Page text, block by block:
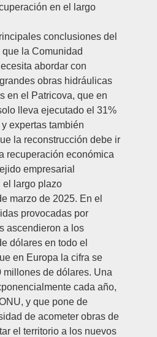
en el largo
conclusiones del
la Comunidad
abordar con
obras hidráulicas
en el Patricova, que en
lleva ejecutado el 31%
expertas también
la reconstrucción debe ir
recuperación económica
empresarial
el largo plazo
marzo de 2025. En el
provocadas por
ascendieron a los
dólares en todo el
en Europa la cifra se
millones de dólares. Una
cada año,
y que pone de
de acometer obras de
el territorio a los nuevos